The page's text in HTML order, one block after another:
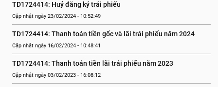
TD1724414: Huỷ đăng ký trái phiếu
Cập nhật ngày 23/02/2024 - 10:52:49
TD1724414: Thanh toán tiền gốc và lãi trái phiếu năm 2024
Cập nhật ngày 16/02/2024 - 10:48:41
TD1724414: Thanh toán tiền lãi trái phiếu năm 2023
Cập nhật ngày 03/02/2023 - 16:08:12